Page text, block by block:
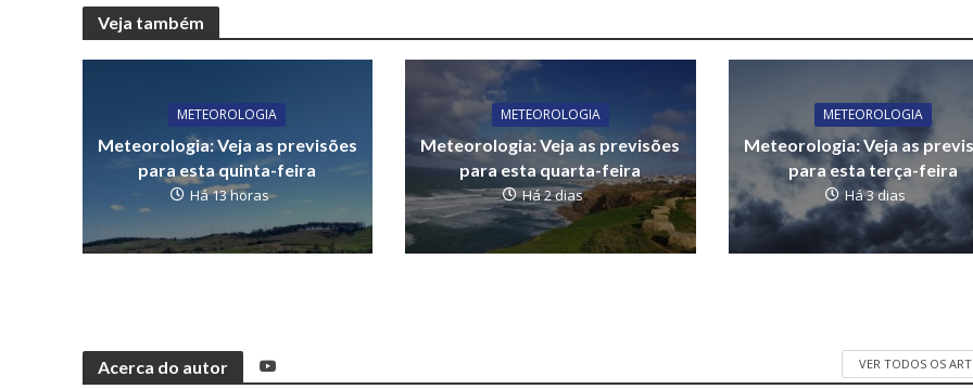
Veja também
METEOROLOGIA
Meteorologia: Veja as previsões
para esta quinta-feira
Há 13 horas
METEOROLOGIA
Meteorologia: Veja as previsões
para esta quarta-feira
Há 2 dias
METEOROLOGIA
Meteorologia: Veja as
para esta terça-feira
Há 3 dias
Acerca do autor VER TODOS OS